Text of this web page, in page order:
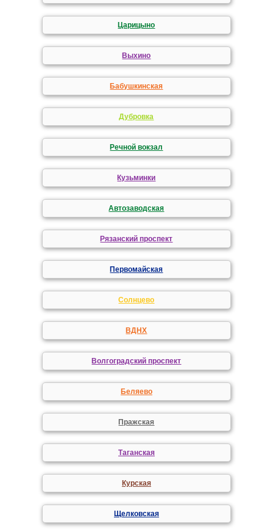
Царицыно
Выхино
Бабушкинская
Дубровка
Речной вокзал
Кузьминки
Автозаводская
Рязанский проспект
Первомайская
Солнцево
ВДНХ
Волгоградский проспект
Беляево
Пражская
Таганская
Курская
Щелковская